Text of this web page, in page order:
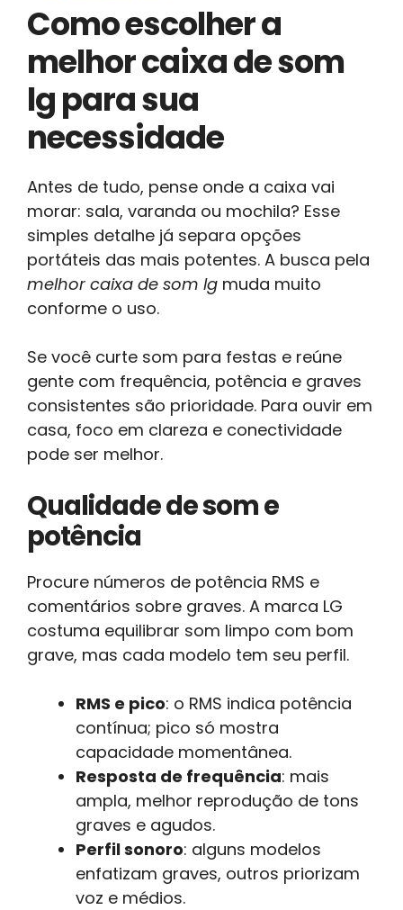
Como escolher a
melhor caixa de som
lg para sua
necessidade
Antes de tudo, pense onde a caixa vai
morar: sala, varanda ou mochila? Esse
simples detalhe já separa opções
portáteis das mais potentes. A busca pela
melhor caixa de som lg muda muito
conforme o uso.
Se você curte som para festas e reúne
gente com frequência, potência e graves
consistentes são prioridade. Para ouvir em
casa, foco em clareza e conectividade
pode ser melhor.
Qualidade de som e
potência
Procure números de potência RMS e
comentários sobre graves. A marca LG
costuma equilibrar som limpo com bom
grave, mas cada modelo tem seu perfil.
RMS e pico: o RMS indica potência
contínua; pico só mostra
capacidade momentânea.
Resposta de frequência: mais
ampla, melhor reprodução de tons
graves e agudos.
Perfil sonoro: alguns modelos
enfatizam graves, outros priorizam
voz e médios.